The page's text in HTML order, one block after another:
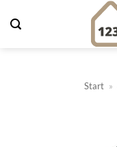
Inhalt
Start »